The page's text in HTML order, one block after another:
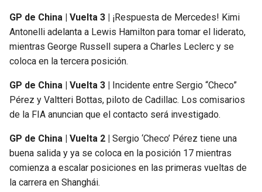
GP de China | Vuelta 3 |
¡Respuesta de Mercedes! Kimi
Antonelli adelanta a Lewis Hamilton para tomar el liderato,
mientras George Russell supera a Charles Leclerc y se
coloca en la tercera posición.
GP de China | Vuelta 3 |
Incidente entre Sergio “Checo”
Pérez y Valtteri Bottas, piloto de Cadillac. Los comisarios
de la FIA anuncian que el contacto será investigado.
GP de China | Vuelta 2 |
Sergio ‘Checo’ Pérez tiene una
buena salida y ya se coloca en la posición 17 mientras
comienza a escalar posiciones en las primeras vueltas de
la carrera en Shanghái.